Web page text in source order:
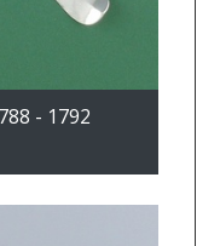
- 1792